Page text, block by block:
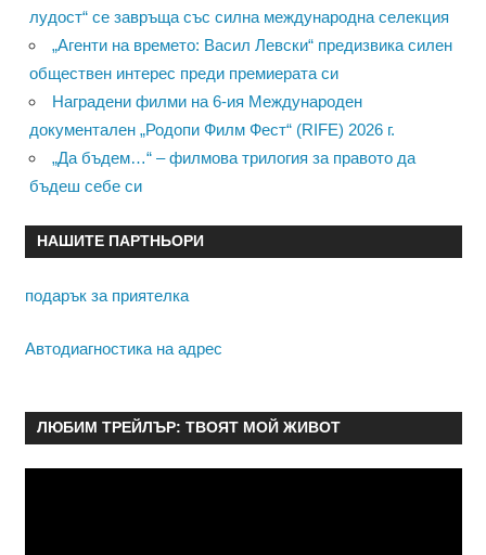
лудост“ се завръща със силна международна селекция
„Агенти на времето: Васил Левски“ предизвика силен
обществен интерес преди премиерата си
Наградени филми на 6-ия Международен
документален „Родопи Филм Фест“ (RIFE) 2026 г.
„Да бъдем…“ – филмова трилогия за правото да
бъдеш себе си
НАШИТЕ ПАРТНЬОРИ
подарък за приятелка
Автодиагностика на адрес
ЛЮБИМ ТРЕЙЛЪР: ТВОЯТ МОЙ ЖИВОТ